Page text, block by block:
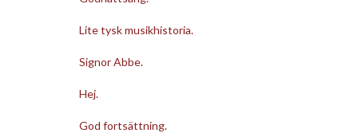
Lite tysk musikhistoria.
Signor Abbe.
Hej.
God fortsättning.